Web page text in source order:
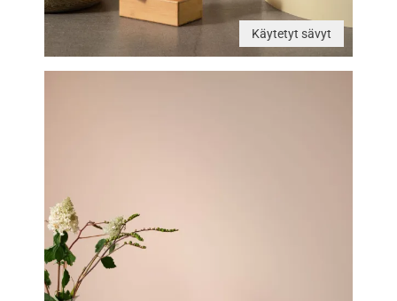
Käytetyt sävyt